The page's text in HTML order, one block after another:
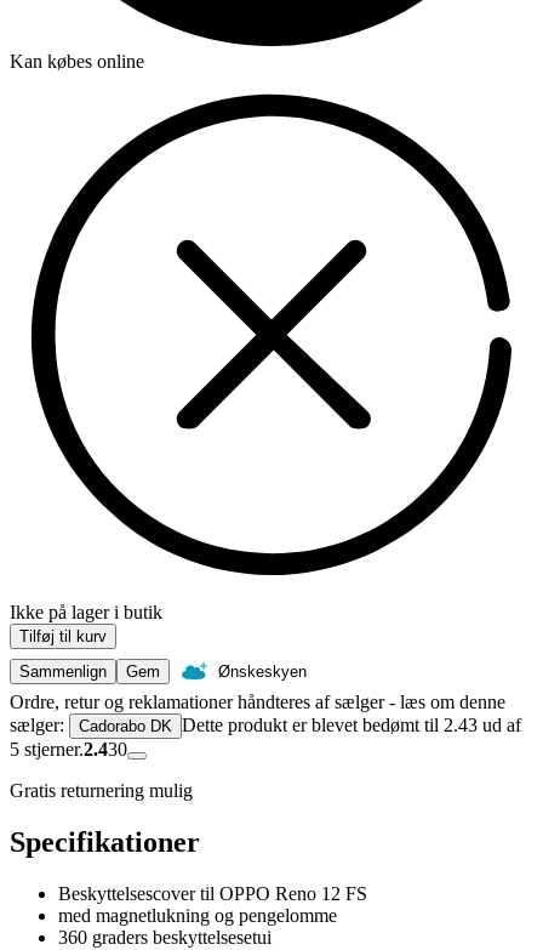
Kan købes online
Ikke på lager i butik
Tilføj til kurv
Sammenlign
Gem Ønskeskyen
Ordre, retur og reklamationer håndteres af sælger - læs om denne
sælger:
Cadorabo DK Dette produkt er blevet bedømt til 2.43 ud af
5 stjerner.2.430
Gratis returnering mulig
Specifikationer
Beskyttelsescover til OPPO Reno 12 FS
med magnetlukning og pengelomme
360 graders beskyttelsesetui